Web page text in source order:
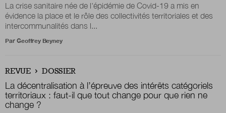
La crise sanitaire née de l'épidémie de Covid-19 a mis en
évidence la place et le rôle des collectivités territoriales et des
intercommunalités dans l...
Par Geoffrey Beyney
REVUE DOSSIER
La décentralisation à l’épreuve des intérêts catégoriels
territoriaux : faut-il que tout change pour que rien ne
change ?